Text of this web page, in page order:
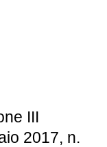
III
2017, n.